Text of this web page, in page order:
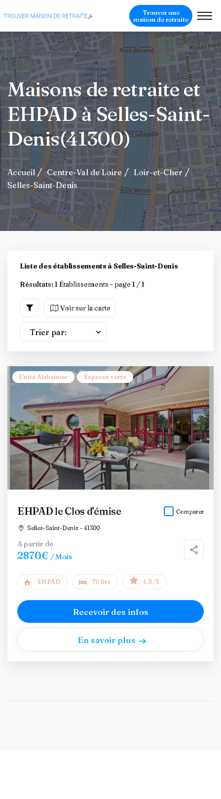
Trouver une
maison de retraite
Maisons de retraite et
EHPAD à Selles-Saint-
Denis(41300)
Accueil Centre-Val de Loire
Loir-et-Cher
Selles-Saint-Denis
Liste des établissements à Selles-Saint-Denis
Résultats: 1 Établissements - page 1 / 1
Voir sur la carte
Trier par:
Unité Alzheimer Espaces verts
EHPAD le Clos d'émise
Selles-Saint-Denis - 41300
Comparer
A partir de
2870€ / Mois
EHPAD 76 lits 4.5/5
Recevoir des infos
En savoir plus